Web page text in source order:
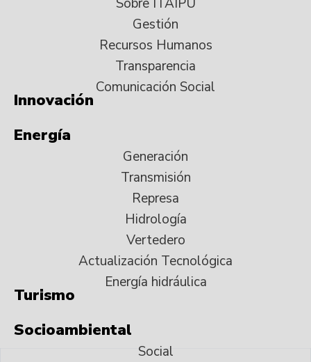
Gestión
Recursos Humanos
Transparencia
Comunicación Social
Innovación
Energía
Generación
Transmisión
Represa
Hidrología
Vertedero
Actualización Tecnológica
Energía hidráulica
Turismo
Socioambiental
Social